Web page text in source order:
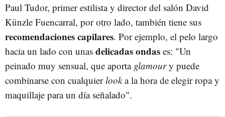
Paul Tudor, primer estilista y director del salón David
Künzle Fuencarral, por otro lado, también tiene sus
recomendaciones capilares. Por ejemplo, el pelo largo
hacia un lado con unas delicadas ondas es: "Un
peinado muy sensual, que aporta glamoury puede
combinarse con cualquierlooka la hora de elegir ropa y
maquillaje para un día señalado".